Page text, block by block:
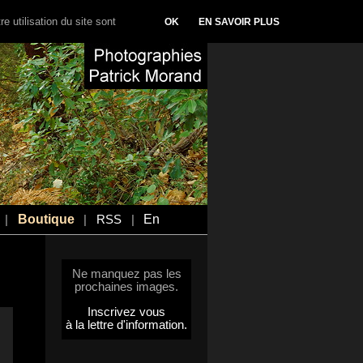
Boutique RSS En
Ne manquez pas les
prochaines images.
Inscrivez vous
à la lettre d'information.
utilisation du site sont OK EN SAVOIR PLUS